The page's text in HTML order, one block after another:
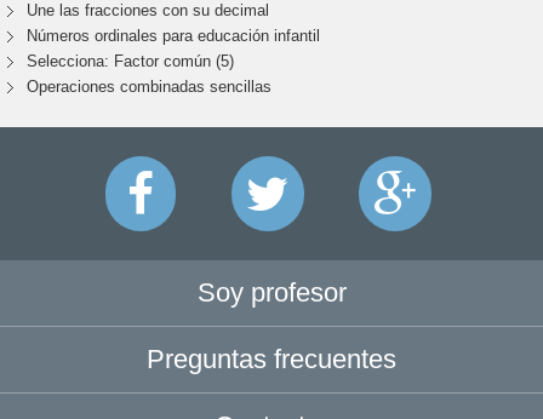
Une las fracciones con su decimal
Números ordinales para educación infantil
Selecciona: Factor común (5)
Operaciones combinadas sencillas
Soy profesor
Preguntas frecuentes